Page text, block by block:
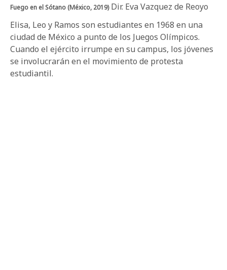
Fuego en el Sótano (México, 2019)Dir. Eva Vazquez de Reoyo
Elisa, Leo y Ramos son estudiantes en 1968 en una
ciudad de México a punto de los Juegos Olímpicos.
Cuando el ejército irrumpe en su campus, los jóvenes
se involucrarán en el movimiento de protesta
estudiantil.